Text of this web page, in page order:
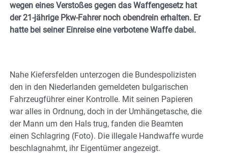
wegen eines Verstoßes gegen das Waffengesetz hat
der 21-jährige Pkw-Fahrer noch obendrein erhalten. Er
hatte bei seiner Einreise eine verbotene Waffe dabei.
Nahe Kiefersfelden unterzogen die Bundespolizisten
den in den Niederlanden gemeldeten bulgarischen
Fahrzeugführer einer Kontrolle. Mit seinen Papieren
war alles in Ordnung, doch in der Umhängetasche, die
der Mann um den Hals trug, fanden die Beamten
einen Schlagring (Foto). Die illegale Handwaffe wurde
beschlagnahmt, ihr Eigentümer angezeigt.